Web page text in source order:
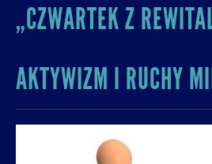
„CZWARTEK Z
AKTYWIZM I RUCHY